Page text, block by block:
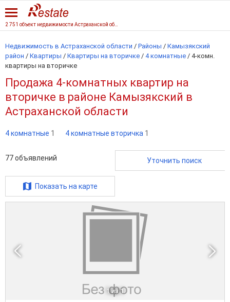
Недвижимость в Астраханской области / Районы / Камызякский
район / Квартиры / Квартиры на вторичке / 4 комнатные / 4-комн.
квартиры на вторичке
Продажа 4-комнатных квартир на
вторичке в районе Камызякский в
Астраханской области
4 комнатные 1 4 комнатные вторичка 1
77объявлений Уточнить поиск
Показать на карте
1 из 1